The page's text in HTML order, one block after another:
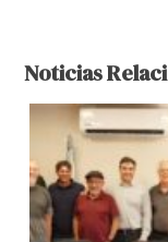
Noticias